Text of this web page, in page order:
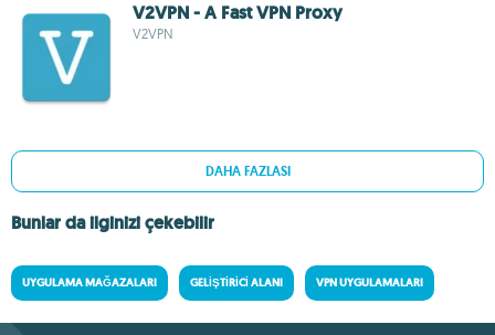
V2VPN - A Fast VPN Proxy
V2VPN
DAHA FAZLASI
Bunlar da ilginizi çekebilir
UYGULAMA MAĞAZALARI GELIŞTIRICI ALANI VPN UYGULAMALARI